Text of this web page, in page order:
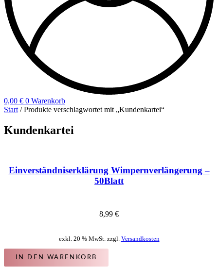
0,00 € 0 Warenkorb
Start / Produkte verschlagwortet mit „Kundenkartei“
Kundenkartei
Einverständniserklärung Wimpernverlängerung –
50Blatt
8,99 €
exkl. 20 % MwSt. zzgl. Versandkosten
IN DEN WARENKORB